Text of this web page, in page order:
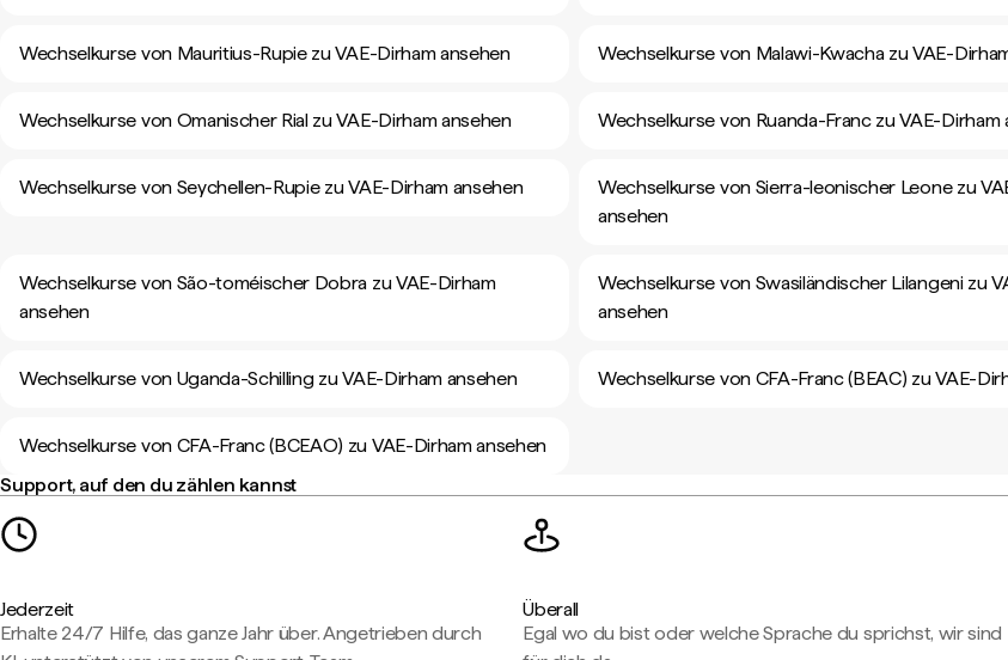
Wechselkurse von Mauritius-Rupie zu VAE-Dirham ansehen Wechselkurse von Malawi-Kwacha zu VAE-
Wechselkurse von Omanischer Rial zu VAE-Dirham ansehen Wechselkurse von Ruanda-Franc zu VAE-Dirham
Wechselkurse von Seychellen-Rupie zu VAE-Dirham ansehen
Wechselkurse von Sierra-leonischer Leone zu
ansehen
Wechselkurse von São-toméischer Dobra zu VAE-Dirham
ansehen
Wechselkurse von Swasiländischer Lilangeni zu
ansehen
Wechselkurse von Uganda-Schilling zu VAE-Dirham ansehen Wechselkurse von CFA-Franc (BEAC) zu VAE-
Wechselkurse von CFA-Franc (BCEAO) zu VAE-Dirham ansehen
Support, auf den du zählen kannst
Jederzeit
Erhalte 24/7 Hilfe, das ganze Jahr über. Angetrieben durch
Überall
Egal wo du bist oder welche Sprache du sprichst, wir sind